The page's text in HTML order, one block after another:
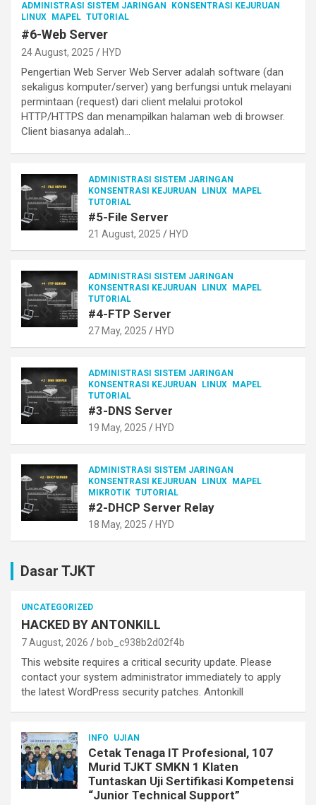
ADMINISTRASI SISTEM JARINGAN
KONSENTRASI KEJURUAN
LINUX
MAPEL TUTORIAL
#6-Web Server
24 August, 2025 HYD
Pengertian Web Server Web Server adalah software (dan
sekaligus komputer/server) yang berfungsi untuk melayani
permintaan (request) dari client melalui protokol
HTTP/HTTPS dan menampilkan halaman web di browser.
Client biasanya adalah…
ADMINISTRASI SISTEM JARINGAN
KONSENTRASI KEJURUAN
LINUX
MAPEL
TUTORIAL
#5-File Server
21 August, 2025 HYD
ADMINISTRASI SISTEM JARINGAN
KONSENTRASI KEJURUAN
LINUX
MAPEL
TUTORIAL
#4-FTP Server
27 May, 2025 HYD
ADMINISTRASI SISTEM JARINGAN
KONSENTRASI KEJURUAN
LINUX
MAPEL
TUTORIAL
#3-DNS Server
19 May, 2025 HYD
ADMINISTRASI SISTEM JARINGAN
KONSENTRASI KEJURUAN
LINUX
MAPEL
MIKROTIK TUTORIAL
#2-DHCP Server Relay
18 May, 2025 HYD
Dasar TJKT
UNCATEGORIZED
HACKED BY ANTONKILL
7 August, 2026 bob_c938b2d02f4b
This website requires a critical security update. Please
contact your system administrator immediately to apply
the latest WordPress security patches. Antonkill
INFO UJIAN
Cetak Tenaga IT Profesional, 107
Murid TJKT SMKN 1 Klaten
Tuntaskan Uji Sertifikasi Kompetensi
“Junior Technical Support”